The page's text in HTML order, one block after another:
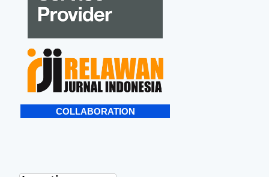
COLLABORATION